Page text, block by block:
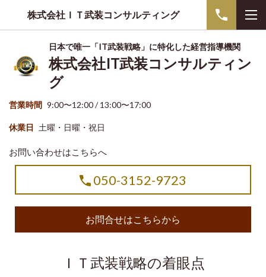
株式会社ＩＴ武装コンサルティング
日本で唯一「IT武装戦略」に特化した経営指導機関
株式会社IT武装コンサルティン
グ
営業時間 9:00〜12:00 / 13:00〜17:00
休業日 土曜・日曜・祝日
お問い合わせはこちらへ
050-3152-9723
お問合せはこちらから
ＩＴ武装戦略の着眼点